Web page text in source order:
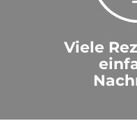
Viele